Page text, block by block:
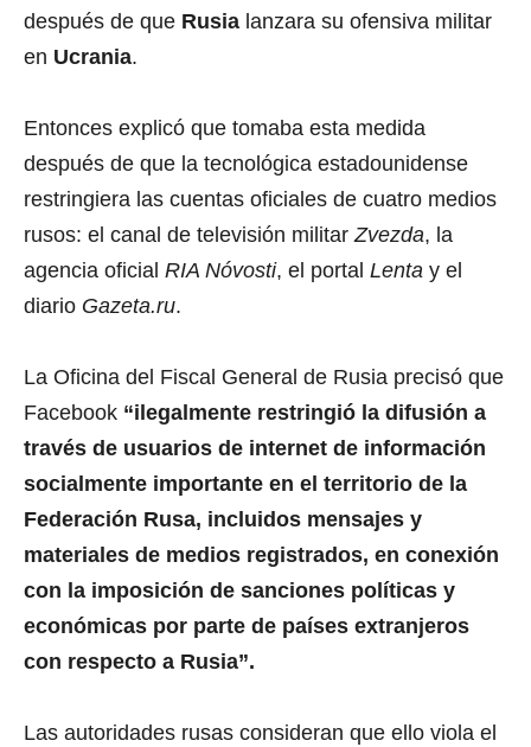
después de que Rusia lanzara su ofensiva militar
en Ucrania.
Entonces explicó que tomaba esta medida
después de que la tecnológica estadounidense
restringiera las cuentas oficiales de cuatro medios
rusos: el canal de televisión militarZvezda, la
agencia oficial RIA Nóvosti, el portal Lenta y el
diario Gazeta.ru.
La Oficina del Fiscal General de Rusia precisó que
Facebook “ilegalmente restringió la difusión a
través de usuarios de internet de información
socialmente importante en el territorio de la
Federación Rusa, incluidos mensajes y
materiales de medios registrados, en conexión
con la imposición de sanciones políticas y
económicas por parte de países extranjeros
con respecto a Rusia”.
Las autoridades rusas consideran que ello viola el